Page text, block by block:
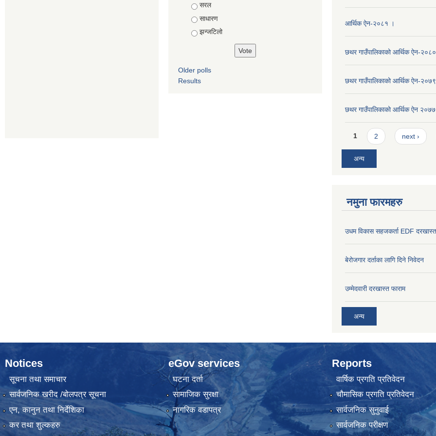
Choices
सरल
साधारण
झन्जटिलो
Older polls
Results
आर्थिक ऐन-२०८१ ।
छथर गाउँपालिकाको आर्थिक ऐन-२०८०
छथर गाउँपालिकाको आर्थिक ऐन-२०७९
छथर गाउँपालिकाको आर्थिक ऐन २०७७
Pages
1 2 next ›
अन्य
नमुना फारमहरु
उधम विकास सहजकर्ता EDF
बेरोजगार दर्ताका लागि दिने निवेदन
उम्मेदवारी दरखास्त फाराम
अन्य
Notices
सूचना तथा समाचार
सार्वजनिक खरीद /बोलपत्र सूचना
एन, कानुन तथा निर्देशिका
कर तथा शुल्कहरु
eGov services
घटना दर्ता
सामाजिक सुरक्षा
नागरिक वडापत्र
Reports
वार्षिक प्रगति प्रतिवेदन
चौमासिक प्रगति प्रतिवेदन
सार्वजनिक सुनुवाई
सार्वजनिक परीक्षण